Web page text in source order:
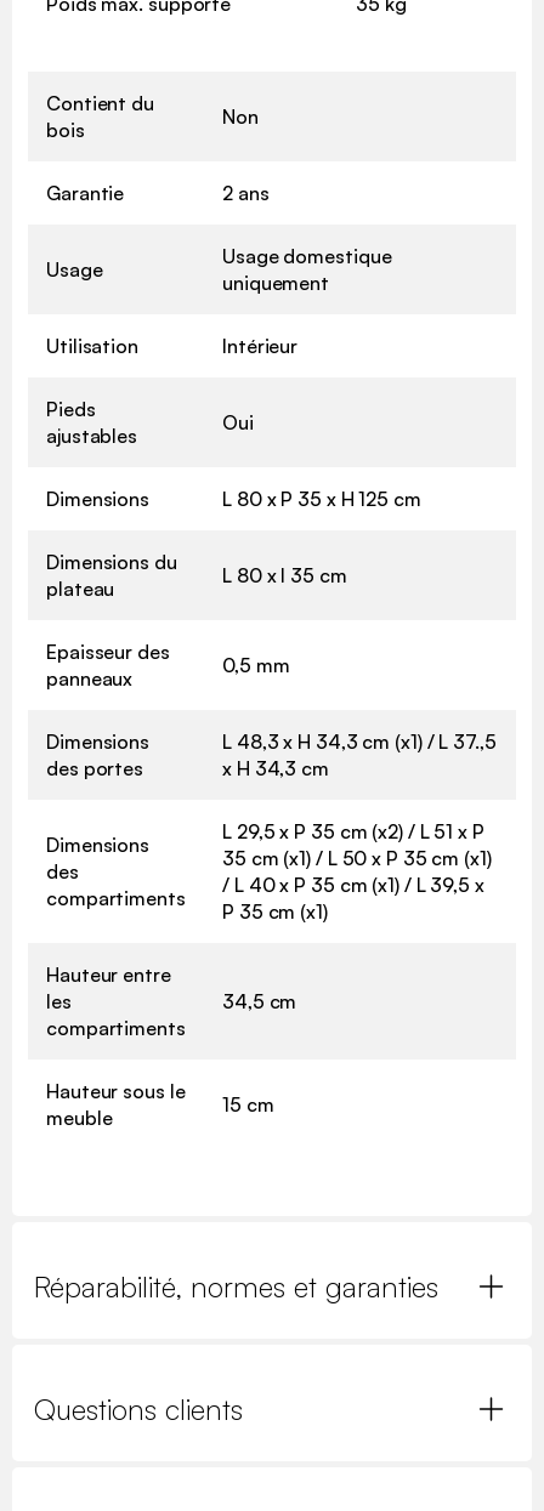
Contient du
bois
Non
Garantie 2 ans
Usage
Usage domestique
uniquement
Utilisation Intérieur
Pieds
ajustables
Oui
Dimensions L 80 x P 35 x H 125 cm
Dimensions du
plateau
L 80 x l 35 cm
Epaisseur des
panneaux
0,5 mm
Dimensions
des portes
L 48,3 x H 34,3 cm (x1) / L 37.,5
x H 34,3 cm
Dimensions
des
compartiments
L 29,5 x P 35 cm (x2) / L 51 x P
35 cm (x1) / L 50 x P 35 cm (x1)
/ L 40 x P 35 cm (x1) / L 39,5 x
P 35 cm (x1)
Hauteur entre
les
compartiments
34,5 cm
Hauteur sous le
meuble
15 cm
Réparabilité, normes et garanties
Questions clients